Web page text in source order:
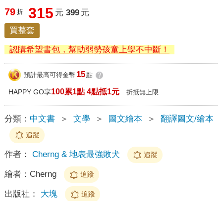
79 折 315 元 399 元
買整套
認購希望書包，幫助弱勢孩童上學不中斷！
預計最高可得金幣 15點 ?
HAPPY GO享100累1點 4點抵1元 折抵無上限
分類： 中文書 ＞ 文學 ＞ 圖文繪本 ＞ 翻譯圖文/繪本
追蹤
作者： Cherng & 地表最強敗犬 追蹤
繪者： Cherng 追蹤
出版社： 大塊 追蹤